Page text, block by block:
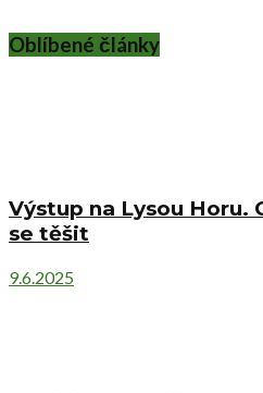
Oblíbené články
Výstup na Lysou Horu.
se těšit
9.6.2025